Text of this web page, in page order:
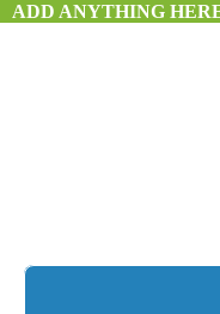
ADD ANYTHING